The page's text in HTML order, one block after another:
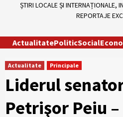
ȘTIRI LOCALE ȘI INTERNAȚIONALE,
REPORTAJE
ActualitatePoliticSocial
Actualitate Principale
Liderul
Petrişor Peiu